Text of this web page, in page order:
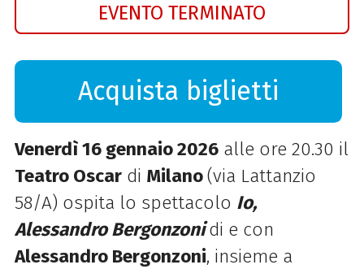
EVENTO TERMINATO
Acquista biglietti
Venerdì 16 gennaio 2026alle ore 20.30 il
Teatro Oscardi Milano(via Lattanzio
58/A) ospita lo spettacolo Io,
Alessandro Bergonzonidi e con
Alessandro Bergonzoni, insieme a